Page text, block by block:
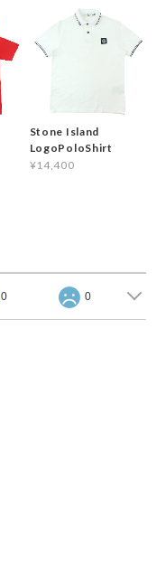
Stone Island
LogoPoloShirt
¥14,400
0 0